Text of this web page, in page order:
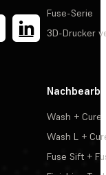
Fuse-Serie
3D-Drucker
Wash + Cure
Wash L +
Fuse Sift +